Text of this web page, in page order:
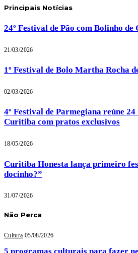
Principais Notícias
24º Festival de Pão com Bolinho
21/03/2026
1º Festival de Bolo Martha Rocha
02/03/2026
4º Festival de Parmegiana reúne
Curitiba com pratos exclusivos
18/05/2026
Curitiba Honesta lança primeiro
docinho?”
31/07/2026
Não Perca
Cultura 05/08/2026
5 programas culturais para fazer